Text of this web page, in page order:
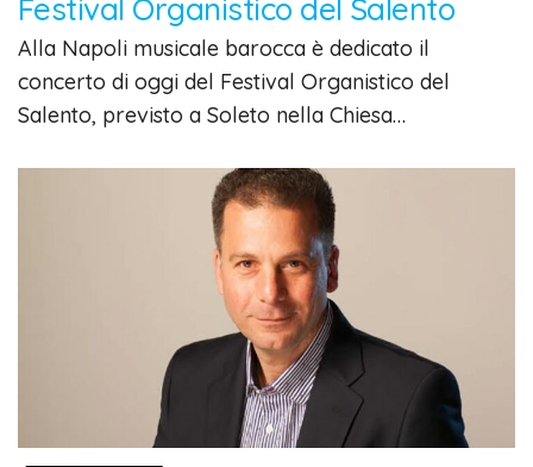
Festival Organistico del Salento
Alla Napoli musicale barocca è dedicato il
concerto di oggi del Festival Organistico del
Salento, previsto a Soleto nella Chiesa…